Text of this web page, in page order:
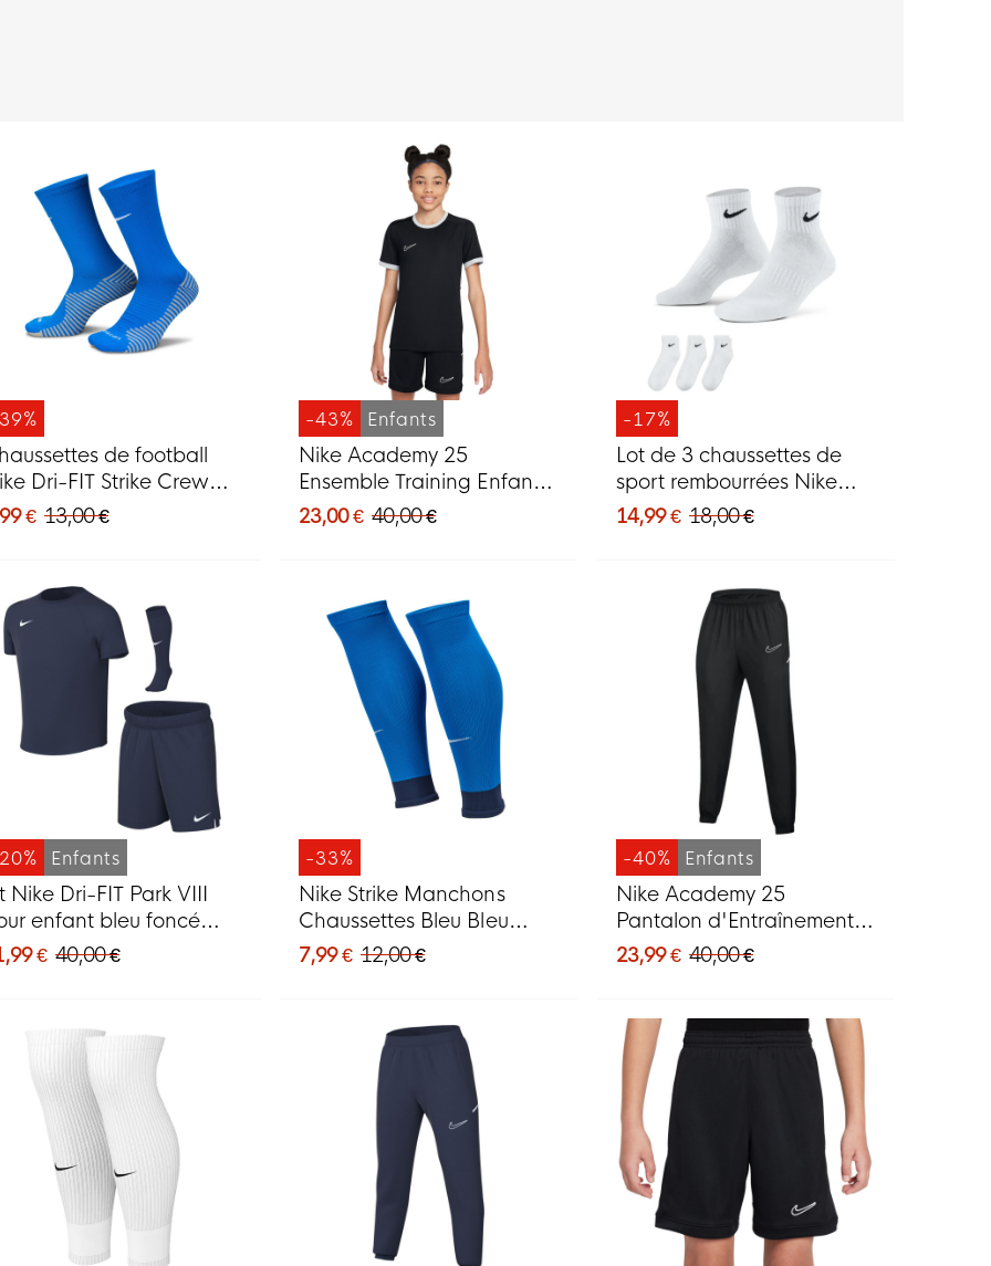
de football
Dri-FIT Strike Crew
€ 13,00 €
-43% Enfants
Nike Academy 25
Ensemble Training Enfants
Noir Gris Blanc
23,00 € 40,00 €
-17%
Lot de 3 chaussettes de
sport rembourrées Nike
Everyday de taille
moyenne, blanches et
14,99 € 18,00 €
Enfants
Nike Dri-FIT Park VIII
enfant bleu foncé
€ 40,00 €
-33%
Nike Strike Manchons
Chaussettes Bleu Bleu
Foncé Blanc
7,99 € 12,00 €
-40% Enfants
Nike Academy 25
Pantalon d'Entraînement
Enfants Noir Blanc
23,99 € 40,00 €